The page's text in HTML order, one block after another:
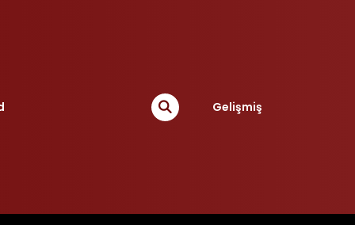
Gelişmiş